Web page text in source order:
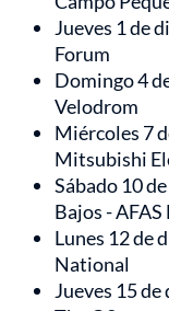
Jueves 1 de
Forum
Domingo 4
Velodrom
Miércoles 7
Mitsubishi
Sábado 10
Bajos - AFAS
Lunes 12 de
National
Jueves 15